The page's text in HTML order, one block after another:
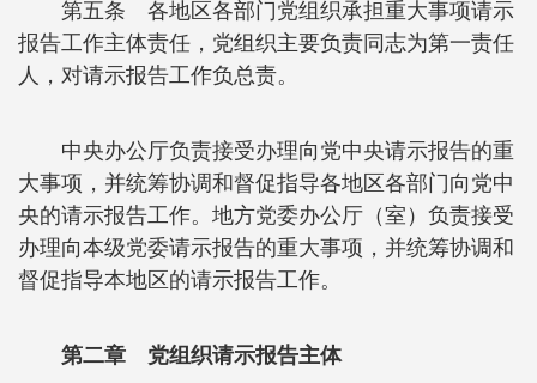
第五条 各地区各部门党组织承担重大事项请示
报告工作主体责任，党组织主要负责同志为第一责任
人，对请示报告工作负总责。
中央办公厅负责接受办理向党中央请示报告的重
大事项，并统筹协调和督促指导各地区各部门向党中
央的请示报告工作。地方党委办公厅（室）负责接受
办理向本级党委请示报告的重大事项，并统筹协调和
督促指导本地区的请示报告工作。
第二章 党组织请示报告主体